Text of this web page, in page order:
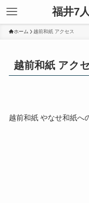
福井7
ホーム 越前和紙 アクセス
越前和紙 アク
越前和紙 やなせ和紙へ